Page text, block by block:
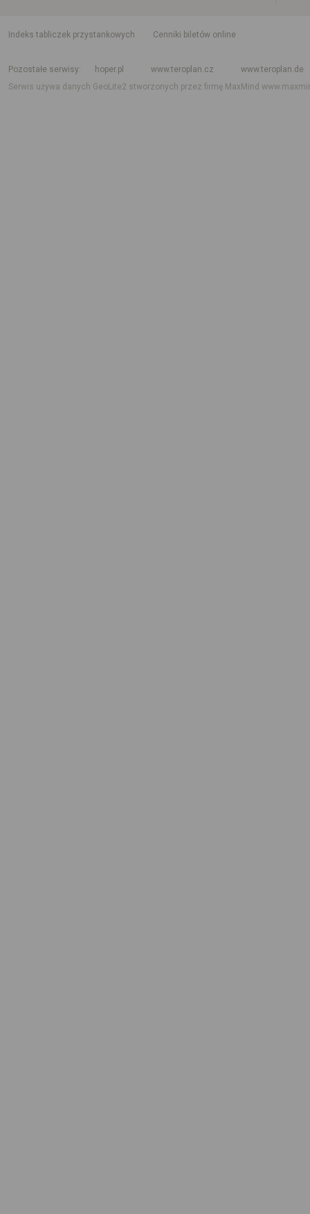
indeks tabliczek przystankowych
Cenniki biletów online
Pozostałe serwisy
hoper.pl www.teroplan.cz
www.teroplan.de
Serwis używa danych GeoLite2 stworzonych przez firmę MaxMind